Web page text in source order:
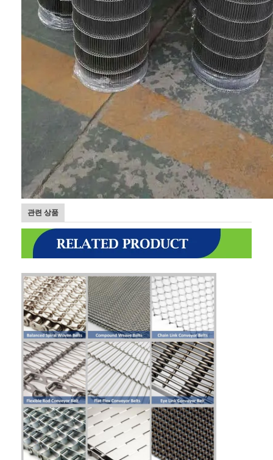
관련 상품